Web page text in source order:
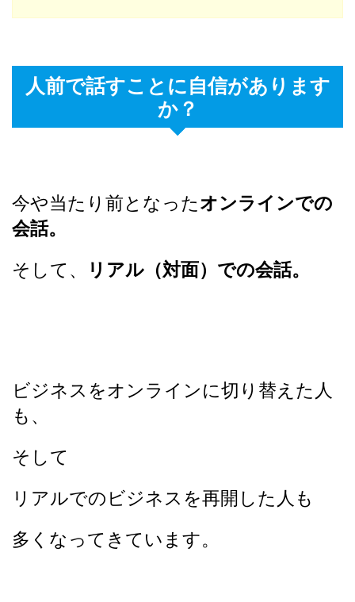
人前で話すことに自信があります
か？
今や当たり前となったオンラインでの
会話。
そして、
リアル（対面）での会話。
ビジネスをオンラインに切り替えた人
も、
そして
リアルでのビジネスを再開した人も
多くなってきています。